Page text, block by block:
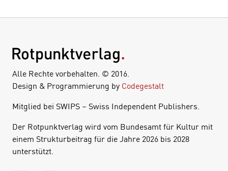
Alle Rechte vorbehalten. © 2016.
Design & Programmierung by Codegestalt
Mitglied bei SWIPS – Swiss Independent Publishers.
Der Rotpunktverlag wird vom Bundesamt für Kultur mit
einem Strukturbeitrag für die Jahre 2026 bis 2028
unterstützt.